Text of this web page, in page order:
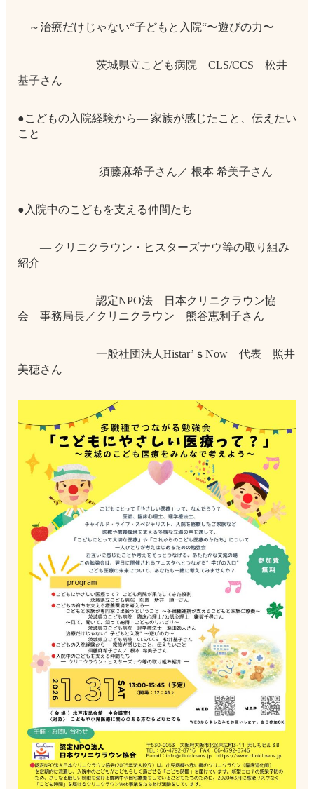
～治療だけじゃない“子どもと入院“〜遊びの力〜
茨城県立こども病院 CLS/CCS 松井
基子さん
●こどもの入院経験から― 家族が感じたこと、伝えたい
こと
須藤麻希子さん／ 根本 希美子さん
●入院中のこどもを支える仲間たち
― クリニクラウン・ヒスターズナウ等の取り組み
紹介 ―
認定NPO法 日本クリニクラウン協
会 事務局長／クリニクラウン 熊谷恵利子さん
一般社団法人Histar’ｓNow 代表 照井
美穂さん